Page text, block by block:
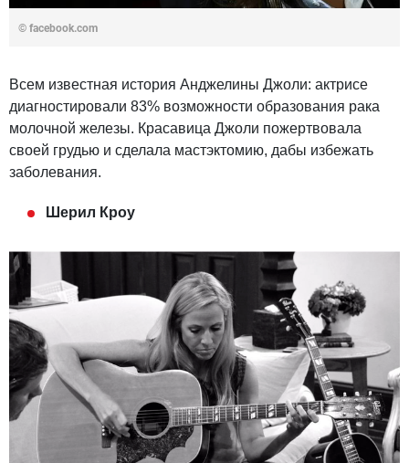
© facebook.com
Всем известная история Анджелины Джоли: актрисе
диагностировали 83% возможности образования рака
молочной железы. Красавица Джоли пожертвовала
своей грудью и сделала мастэктомию, дабы избежать
заболевания.
Шерил Кроу